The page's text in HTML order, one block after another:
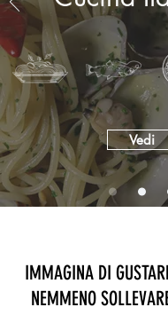
Vedi
IMMAGINA DI
NEMMENO